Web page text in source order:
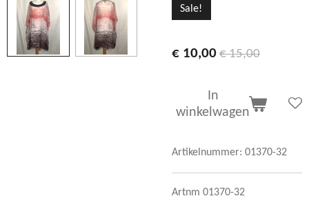
Sale!
€ 10,00 € 15,00
In
winkelwagen
Artikelnummer: 01370-32
Artnm 01370-32